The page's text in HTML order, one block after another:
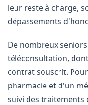
leur reste à charge,
dépassements
De nombreux
téléconsultation,
contrat souscrit.
pharmacie et d'un
suivi des traitements